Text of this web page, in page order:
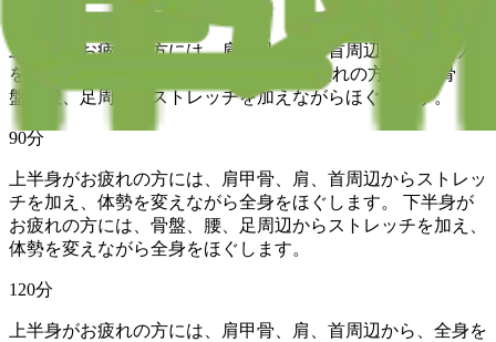
上半身がお疲れの方には、肩甲骨、肩、首周辺へストレッチ
を加えながらほぐします。 下半身がお疲れの方には、骨
盤、腰、足周辺へストレッチを加えながらほぐします。
90分
上半身がお疲れの方には、肩甲骨、肩、首周辺からストレッ
チを加え、体勢を変えながら全身をほぐします。 下半身が
お疲れの方には、骨盤、腰、足周辺からストレッチを加え、
体勢を変えながら全身をほぐします。
120分
上半身がお疲れの方には、肩甲骨、肩、首周辺から、全身を